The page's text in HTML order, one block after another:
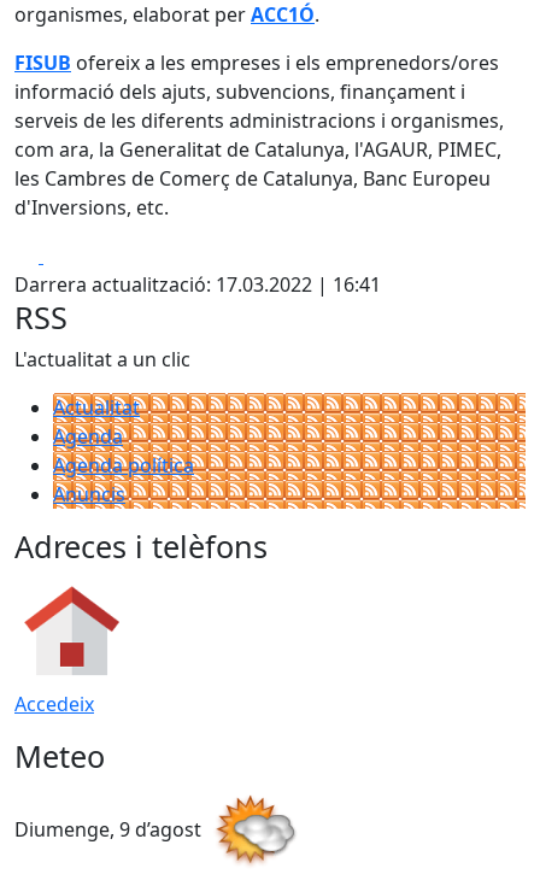
organismes, elaborat perACC1Ó.
FISUB ofereix a les empreses i els emprenedors/ores
informació dels ajuts, subvencions, finançament i
serveis de les diferents administracions i organismes,
com ara, la Generalitat de Catalunya, l'AGAUR, PIMEC,
les Cambres de Comerç de Catalunya, Banc Europeu
d'Inversions, etc.
Darrera actualització: 17.03.2022 | 16:41
RSS
L'actualitat a un clic
Actualitat
Agenda
Agenda política
Anuncis
Adreces i telèfons
Accedeix
Meteo
Diumenge, 9 d’agost